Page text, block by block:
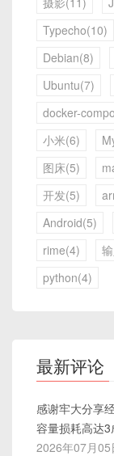
Typecho(10)
Debian(8)
Ubuntu(7)
docker-
小米(6)
图床(5)
开发(5)
Android(5)
rime(4)
python(4)
最新评论
感谢牢大分享
容量损耗高达
2026年07月